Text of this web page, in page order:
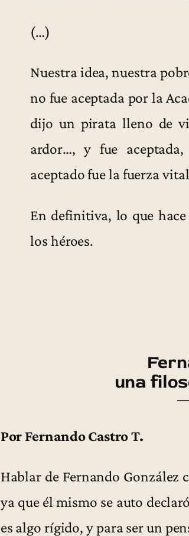
(…)
Nuestra idea, nuestra
no fue aceptada por la
dijo un pirata lleno de
ardor…, y fue
aceptado fue la fuerza
En definitiva, lo que
los héroes.
una
—
Por Fernando Castro T.
Hablar de Fernando González
ya que él mismo se auto
es algo rígido, y para ser un